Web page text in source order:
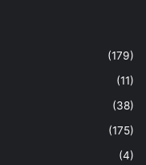
(179)
(11)
(38)
(175)
(4)